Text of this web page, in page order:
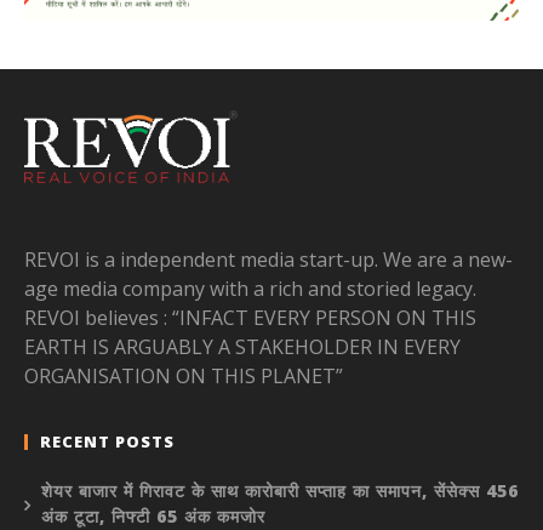
REVOI is a independent media start-up. We are a new-
age media company with a rich and storied legacy.
REVOI believes : “INFACT EVERY PERSON ON THIS
EARTH IS ARGUABLY A STAKEHOLDER IN EVERY
ORGANISATION ON THIS PLANET”
RECENT POSTS
शेयर बाजार में गिरावट के साथ कारोबारी सप्ताह का समापन, सेंसेक्स 456
अंक टूटा, निफ्टी 65 अंक कमजोर